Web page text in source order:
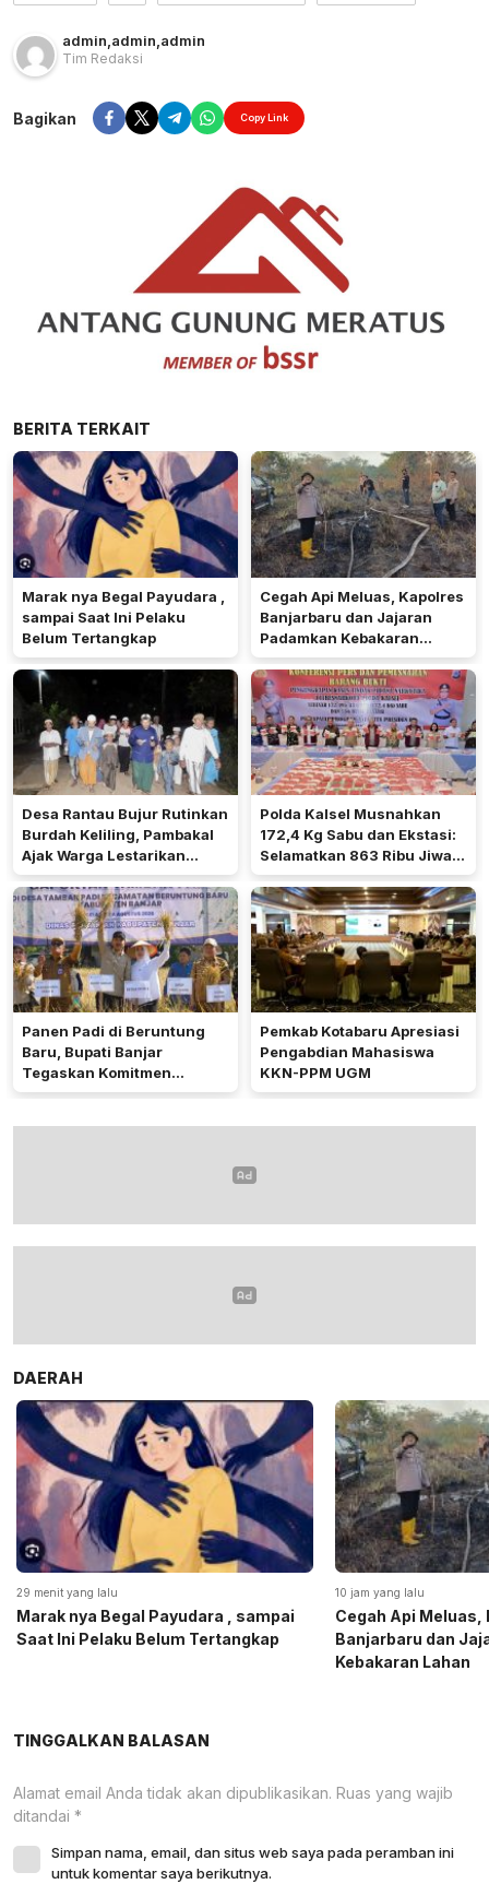
admin admin admin
Tim Redaksi
Bagikan Copy Link
BERITA TERKAIT
Marak nya Begal Payudara ,
sampai Saat Ini Pelaku
Belum Tertangkap
Cegah Api Meluas, Kapolres
Banjarbaru dan Jajaran
Padamkan Kebakaran
Lahan
Desa Rantau Bujur Rutinkan
Burdah Keliling, Pambakal
Ajak Warga Lestarikan
Tradisi Keagamaan
Polda Kalsel Musnahkan
172,4 Kg Sabu dan Ekstasi:
Selamatkan 863 Ribu Jiwa
dan Hemat Biaya Rehab Rp.
4,3 Triliun
Panen Padi di Beruntung
Baru, Bupati Banjar
Tegaskan Komitmen
Dukung Ketahanan Pangan
Pemkab Kotabaru Apresiasi
Pengabdian Mahasiswa
KKN-PPM UGM
DAERAH
29 menit yang lalu
Marak nya Begal Payudara , sampai
Saat Ini Pelaku Belum Tertangkap
10 jam yang lalu
Cegah Api Meluas,
Banjarbaru dan
Kebakaran Lahan
TINGGALKAN BALASAN
Alamat email Anda tidak akan dipublikasikan. Ruas yang wajib
ditandai *
Simpan nama, email, dan situs web saya pada peramban ini
untuk komentar saya berikutnya.